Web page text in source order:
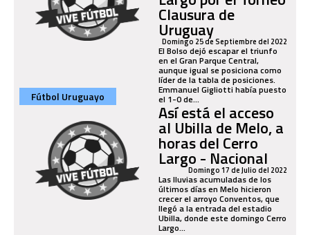
Clausura de
Uruguay
Domingo 25 de Septiembre del 2022
El Bolso dejó escapar el triunfo
en el Gran Parque Central,
aunque igual se posiciona como
líder de la tabla de posiciones.
Emmanuel Gigliotti había puesto
el 1-0 de...
Fútbol Uruguayo
Así está el acceso
al Ubilla de Melo, a
horas del Cerro
Largo - Nacional
Domingo 17 de Julio del 2022
Las lluvias acumuladas de los
últimos días en Melo hicieron
crecer el arroyo Conventos, que
llegó a la entrada del estadio
Ubilla, donde este domingo Cerro
Largo...